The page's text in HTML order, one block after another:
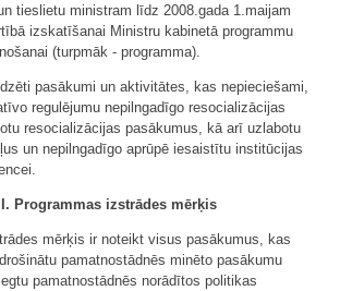
tieslietu ministram līdz 2008.gada 1.maijam
izskatīšanai Ministru kabinetā programmu
(turpmāk - programma).
pasākumi un aktivitātes, kas nepieciešami,
regulējumu nepilngadīgo resocializācijas
resocializācijas pasākumus, kā arī uzlabotu
un nepilngadīgo aprūpē iesaistītu institūcijas
II. Programmas izstrādes mērķis
mērķis ir noteikt visus pasākumus, kas
pamatnostādnēs minēto pasākumu
pamatnostādnēs norādītos politikas